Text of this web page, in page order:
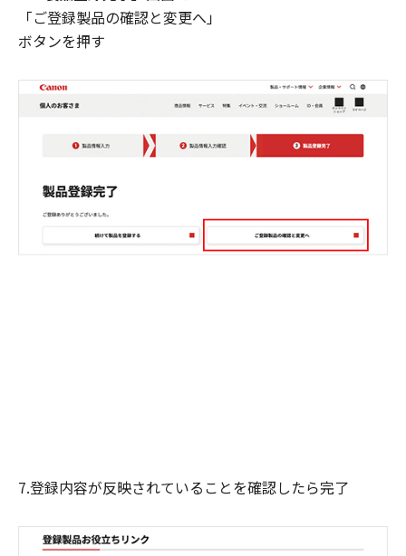
「ご登録製品の確認と変更へ」
ボタンを押す
7.登録内容が反映されていることを確認したら完了